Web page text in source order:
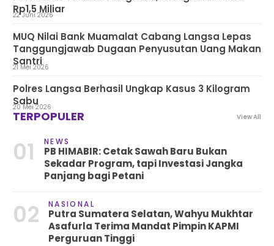
Rp1,5 Miliar
22 Juni 2026
MUQ Nilai Bank Muamalat Cabang Langsa Lepas
Tanggungjawab Dugaan Penyusutan Uang Makan
Santri
21 Mei 2026
Polres Langsa Berhasil Ungkap Kasus 3 Kilogram
Sabu20 Mei 2026
TERPOPULER View All
01 NEWS
PB HIMABIR: Cetak Sawah Baru Bukan
Sekadar Program, tapi Investasi Jangka
Panjang bagi Petani
02 NASIONAL
Putra Sumatera Selatan, Wahyu Mukhtar
Asafurla Terima Mandat Pimpin KAPMI
Perguruan Tinggi